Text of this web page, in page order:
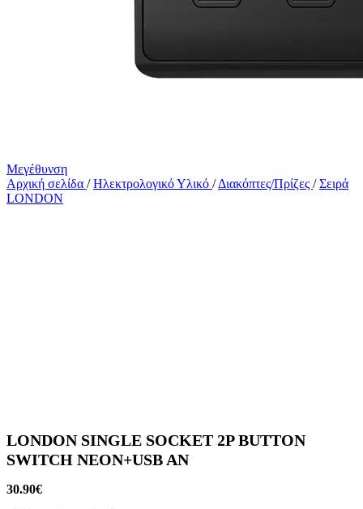
Μεγέθυνση
Αρχική σελίδα / Ηλεκτρολογικό Υλικό / Διακόπτες/Πρίζες / Σειρά
LONDON
LONDON SINGLE SOCKET 2P BUTTON
SWITCH NEON+USB AN
30.90€